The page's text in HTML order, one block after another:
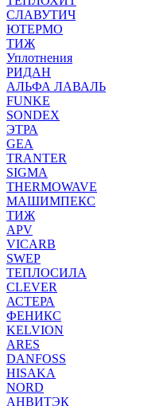
СЛАВУТИЧ
ЮТЕРМО
ТИЖ
Уплотнения
РИДАН
АЛЬФА ЛАВАЛЬ
FUNKE
SONDEX
ЭТРА
GEA
TRANTER
SIGMA
THERMOWAVE
МАШИМПЕКС
ТИЖ
APV
VICARB
SWEP
ТЕПЛОСИЛА
CLEVER
АСТЕРА
ФЕНИКС
KELVION
ARES
DANFOSS
HISAKA
NORD
АНВИТЭК